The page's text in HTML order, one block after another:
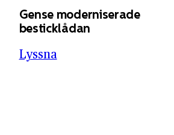
Gense moderniserade
besticklådan
Lyssna